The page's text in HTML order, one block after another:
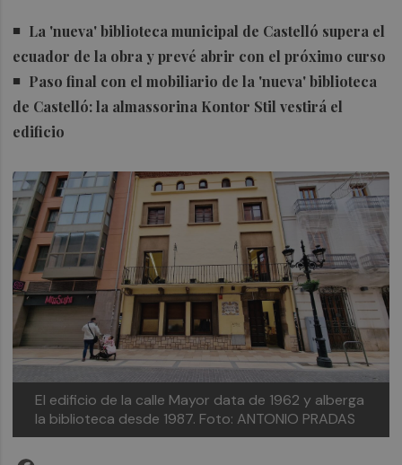
La 'nueva' biblioteca municipal de Castelló supera el
ecuador de la obra y prevé abrir con el próximo curso
Paso final con el mobiliario de la 'nueva' biblioteca
de Castelló: la almassorina Kontor Stil vestirá el
edificio
El edificio de la calle Mayor data de 1962 y alberga
la biblioteca desde 1987. Foto: ANTONIO PRADAS